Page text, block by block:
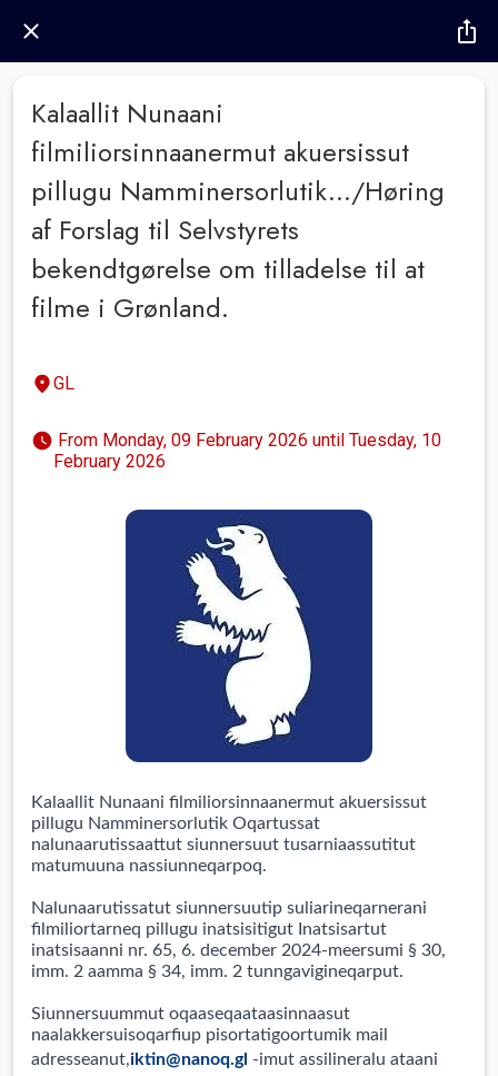
Kalaallit Nunaani
filmiliorsinnaanermut akuersissut
pillugu Namminersorlutik.../Høring
af Forslag til Selvstyrets
bekendtgørelse om tilladelse til at
filme i Grønland.
GL
February 2026
Kalaallit Nunaani filmiliorsinnaanermut akuersissut
pillugu Namminersorlutik Oqartussat
nalunaarutissaattut siunnersuut tusarniaassutitut
matumuuna nassiunneqarpoq.
Nalunaarutissatut siunnersuutip suliarineqarnerani
filmiliortarneq pillugu inatsisitigut Inatsisartut
inatsisaanni nr. 65, 6. december 2024-meersumi § 30,
imm. 2 aamma § 34, imm. 2 tunngavigineqarput.
Siunnersuummut oqaaseqaataasinnaasut
naalakkersuisoqarfiup pisortatigoortumik mail
adresseanut,iktin@nanoq.gl -imut assilineralu ataani